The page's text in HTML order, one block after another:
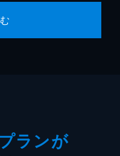
ランが